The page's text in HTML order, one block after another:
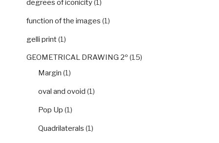
degrees of iconicity(1)
function of the images (1)
gelli print(1)
GEOMETRICAL DRAWING 2º (15)
Margin (1)
oval and ovoid (1)
Pop Up (1)
Quadrilaterals (1)